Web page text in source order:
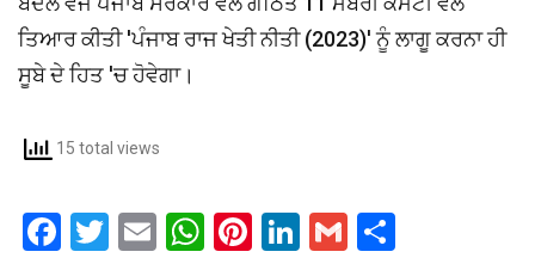
ਤਿਆਰ ਕੀਤੀ 'ਪੰਜਾਬ ਰਾਜ ਖੇਤੀ ਨੀਤੀ (2023)' ਨੂੰ ਲਾਗੂ ਕਰਨਾ ਹੀ
ਸੂਬੇ ਦੇ ਹਿਤ 'ਚ ਹੋਵੇਗਾ।
15 total views
F
T
E
W
Pi
Li
G